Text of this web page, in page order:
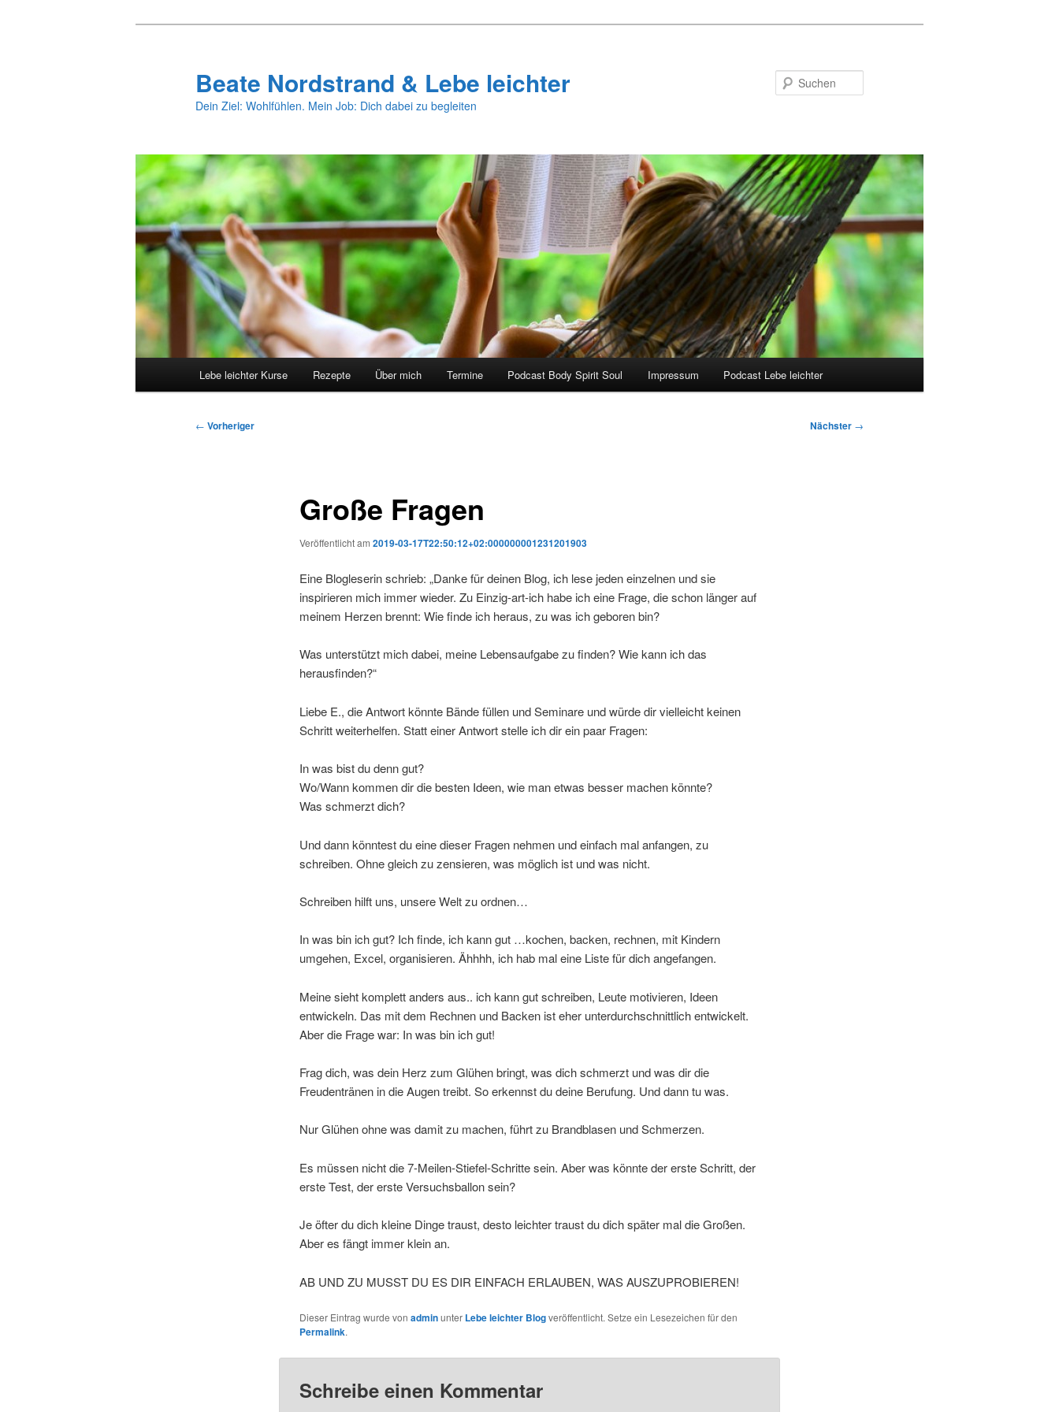
Beate Nordstrand & Lebe leichter
Dein Ziel: Wohlfühlen. Mein Job: Dich dabei zu begleiten
Lebe leichter Kurse Rezepte Über mich Termine Podcast Body Spirit Soul Impressum Podcast Lebe leichter
Beitragsnavigation
← Vorheriger Nächster →
Große Fragen
Veröffentlicht am 2019-03-17T22:50:12+02:000000001231201903
Eine Blogleserin schrieb: „Danke für deinen Blog, ich lese jeden einzelnen und sie
inspirieren mich immer wieder. Zu Einzig-art-ich habe ich eine Frage, die schon länger auf
meinem Herzen brennt: Wie finde ich heraus, zu was ich geboren bin?
Was unterstützt mich dabei, meine Lebensaufgabe zu finden? Wie kann ich das
herausfinden?“
Liebe E., die Antwort könnte Bände füllen und Seminare und würde dir vielleicht keinen
Schritt weiterhelfen. Statt einer Antwort stelle ich dir ein paar Fragen:
In was bist du denn gut?
Wo/Wann kommen dir die besten Ideen, wie man etwas besser machen könnte?
Was schmerzt dich?
Und dann könntest du eine dieser Fragen nehmen und einfach mal anfangen, zu
schreiben. Ohne gleich zu zensieren, was möglich ist und was nicht.
Schreiben hilft uns, unsere Welt zu ordnen…
In was bin ich gut? Ich finde, ich kann gut …kochen, backen, rechnen, mit Kindern
umgehen, Excel, organisieren. Ähhhh, ich hab mal eine Liste für dich angefangen.
Meine sieht komplett anders aus.. ich kann gut schreiben, Leute motivieren, Ideen
entwickeln. Das mit dem Rechnen und Backen ist eher unterdurchschnittlich entwickelt.
Aber die Frage war: In was bin ich gut!
Frag dich, was dein Herz zum Glühen bringt, was dich schmerzt und was dir die
Freudentränen in die Augen treibt. So erkennst du deine Berufung. Und dann tu was.
Nur Glühen ohne was damit zu machen, führt zu Brandblasen und Schmerzen.
Es müssen nicht die 7-Meilen-Stiefel-Schritte sein. Aber was könnte der erste Schritt, der
erste Test, der erste Versuchsballon sein?
Je öfter du dich kleine Dinge traust, desto leichter traust du dich später mal die Großen.
Aber es fängt immer klein an.
AB UND ZU MUSST DU ES DIR EINFACH ERLAUBEN, WAS AUSZUPROBIEREN!
Dieser Eintrag wurde von adminunter Lebe leichter Blogveröffentlicht. Setze ein Lesezeichen für den
Permalink.
Schreibe einen Kommentar